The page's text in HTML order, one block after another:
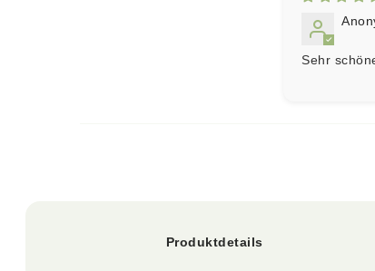
Sehr
Produktdetails